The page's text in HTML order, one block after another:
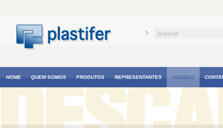
HOME QUEM SOMOS PRODUTOS REPRESENTANTES PEDIDOS